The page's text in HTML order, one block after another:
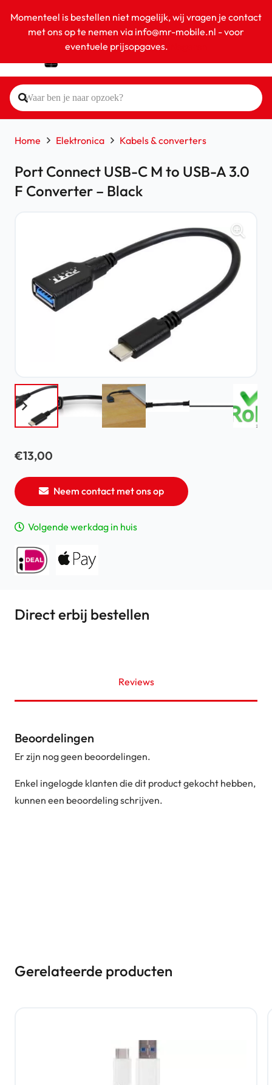
Momenteel is bestellen niet mogelijk, wij vragen je contact
met ons op te nemen via info@mr-mobile.nl - voor
eventuele prijsopgaves.
Home Elektronica Kabels & converters
Port Connect USB-C M to USB-A 3.0
F Converter – Black
€13,00
Neem contact met ons op
Volgende werkdag in huis
Direct erbij bestellen
Reviews
Beoordelingen
Er zijn nog geen beoordelingen.
Enkel ingelogde klanten die dit product gekocht hebben,
kunnen een beoordeling schrijven.
Gerelateerde producten